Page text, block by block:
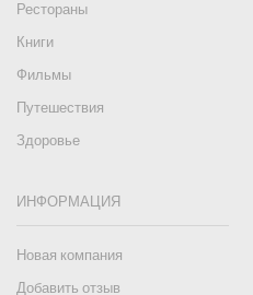
Рестораны
Книги
Фильмы
Путешествия
Здоровье
ИНФОРМАЦИЯ
Новая компания
Добавить отзыв